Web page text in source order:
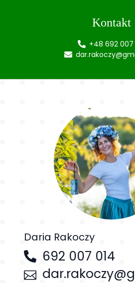
Kontakt
+48 692 007
Daria Rakoczy
692 007 014